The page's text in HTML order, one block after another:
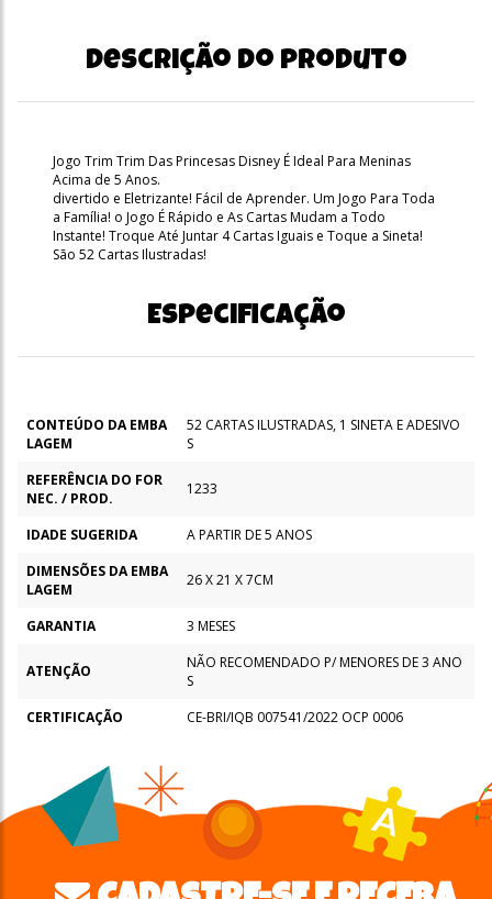
Descrição do produto
Jogo Trim Trim Das Princesas Disney É Ideal Para Meninas
Acima de 5 Anos.
divertido e Eletrizante! Fácil de Aprender. Um Jogo Para Toda
a Família! o Jogo É Rápido e As Cartas Mudam a Todo
Instante! Troque Até Juntar 4 Cartas Iguais e Toque a Sineta!
São 52 Cartas Ilustradas!
Especificação
CONTEÚDO DA EMBA
LAGEM
52 CARTAS ILUSTRADAS, 1 SINETA E ADESIVO
S
REFERÊNCIA DO FOR
NEC. / PROD.
1233
IDADE SUGERIDA
A PARTIR DE 5 ANOS
DIMENSÕES DA EMBA
LAGEM
26 X 21 X 7CM
GARANTIA 3 MESES
ATENÇÃO
NÃO RECOMENDADO P/ MENORES DE 3 ANO
S
CERTIFICAÇÃO
CE-BRI/IQB 007541/2022 OCP 0006